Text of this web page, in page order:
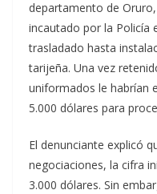
departamento de
incautado por la Policía
trasladado hasta
tarijeña. Una vez
uniformados le habrían
5.000 dólares para
El denunciante explicó
negociaciones, la cifra
3.000 dólares. Sin